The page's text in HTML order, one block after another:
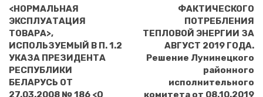
<НОРМАЛЬНАЯ
ЭКСПЛУАТАЦИЯ
ТОВАРА>,
ИСПОЛЬЗУЕМЫЙ В П. 1.2
УКАЗА ПРЕЗИДЕНТА
РЕСПУБЛИКИ
БЕЛАРУСЬ ОТ
27.03.2008 № 186 <О
ФАКТИЧЕСКОГО
ПОТРЕБЛЕНИЯ
ТЕПЛОВОЙ ЭНЕРГИИ ЗА
АВГУСТ 2019 ГОДА.
Решение Лунинецкого
районного
исполнительного
комитета от 08.10.2019